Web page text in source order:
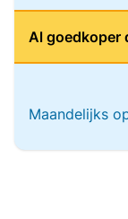
Al goedkoper
Maandelijks